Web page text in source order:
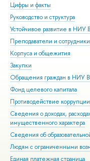
Цифры и факты
Руководство и структура
Устойчивое развитие в
Преподаватели и сотрудники
Корпуса и общежития
Закупки
Обращения граждан в НИУ
Фонд целевого капитала
Противодействие коррупции
Сведения о доходах,
имущественного характера
Сведения об
Людям с ограниченными
Единая платежная страница